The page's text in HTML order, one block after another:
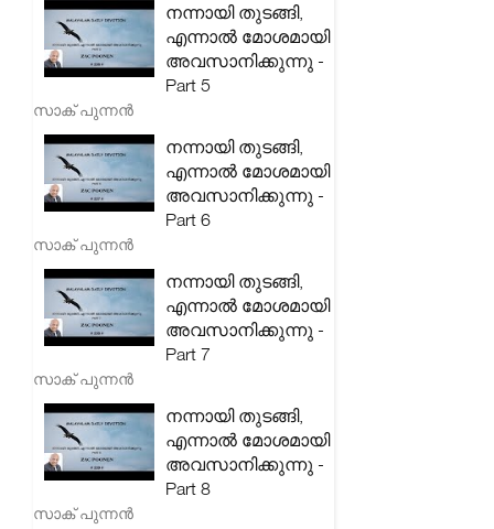
നന്നായി തുടങ്ങി,
എന്നാൽ മോശമായി
അവസാനിക്കുന്നു -
Part 5
സാക് പുന്നൻ
നന്നായി തുടങ്ങി,
എന്നാൽ മോശമായി
അവസാനിക്കുന്നു -
Part 6
സാക് പുന്നൻ
നന്നായി തുടങ്ങി,
എന്നാൽ മോശമായി
അവസാനിക്കുന്നു -
Part 7
സാക് പുന്നൻ
നന്നായി തുടങ്ങി,
എന്നാൽ മോശമായി
അവസാനിക്കുന്നു -
Part 8
സാക് പുന്നൻ